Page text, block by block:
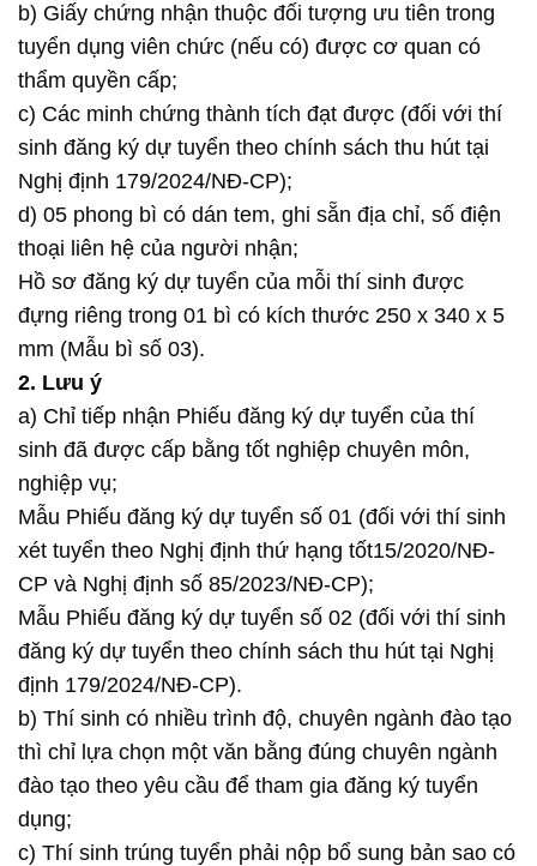
b) Giấy chứng nhận thuộc đối tượng ưu tiên trong
tuyển dụng viên chức (nếu có) được cơ quan có
thẩm quyền cấp;
c) Các minh chứng thành tích đạt được (đối với thí
sinh đăng ký dự tuyển theo chính sách thu hút tại
Nghị định 179/2024/NĐ-CP);
d) 05 phong bì có dán tem, ghi sẵn địa chỉ, số điện
thoại liên hệ của người nhận;
Hồ sơ đăng ký dự tuyển của mỗi thí sinh được
đựng riêng trong 01 bì có kích thước 250 x 340 x 5
mm (Mẫu bì số 03).
2. Lưu ý
a) Chỉ tiếp nhận Phiếu đăng ký dự tuyển của thí
sinh đã được cấp bằng tốt nghiệp chuyên môn,
nghiệp vụ;
Mẫu Phiếu đăng ký dự tuyển số 01 (đối với thí sinh
xét tuyển theo Nghị định thứ hạng tốt15/2020/NĐ-
CP và Nghị định số 85/2023/NĐ-CP);
Mẫu Phiếu đăng ký dự tuyển số 02 (đối với thí sinh
đăng ký dự tuyển theo chính sách thu hút tại Nghị
định 179/2024/NĐ-CP).
b) Thí sinh có nhiều trình độ, chuyên ngành đào tạo
thì chỉ lựa chọn một văn bằng đúng chuyên ngành
đào tạo theo yêu cầu để tham gia đăng ký tuyển
dụng;
c) Thí sinh trúng tuyển phải nộp bổ sung bản sao có